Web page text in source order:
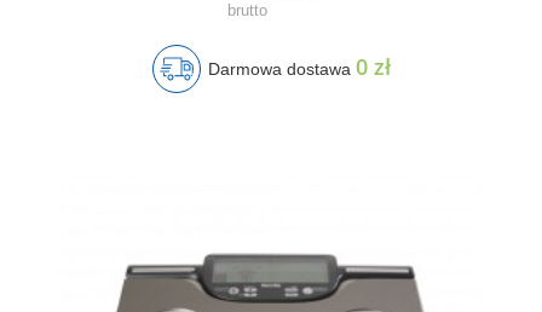
Darmowa dostawa 0 zł